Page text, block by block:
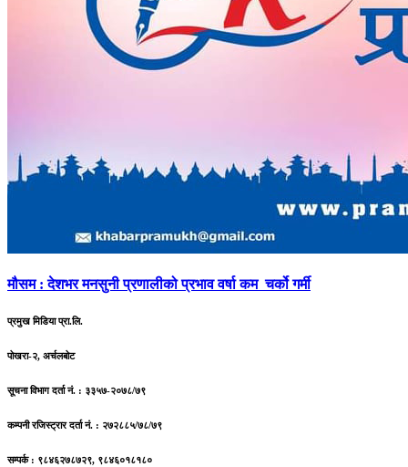
मौसम: देशभर मनसुनी प्रणालीको प्रभाव वर्षा कम चर्को गर्मी
प्रमुख मिडिया प्रा.लि.
पोखरा-२, अर्चलबोट
सूचना विभाग दर्ता नं. : ३३५७-२०७८/७९
कम्पनी रजिस्ट्रार दर्ता नं. : २७२८८५/७८/७९
सम्पर्क : ९८४६२७८७२९, ९८४६०१८१८०